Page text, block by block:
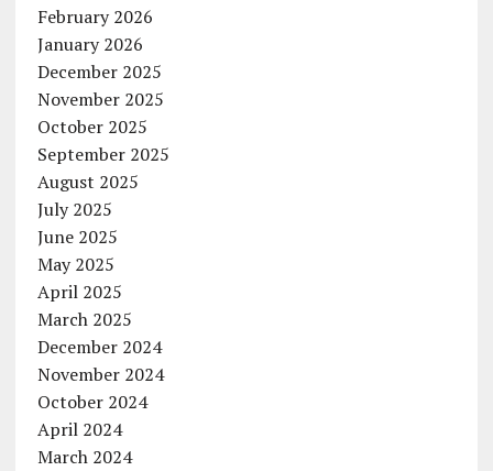
February 2026
January 2026
December 2025
November 2025
October 2025
September 2025
August 2025
July 2025
June 2025
May 2025
April 2025
March 2025
December 2024
November 2024
October 2024
April 2024
March 2024